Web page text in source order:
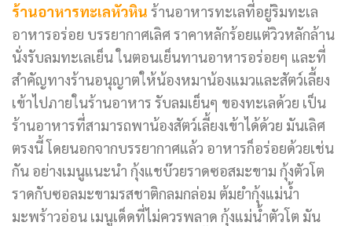
ร้านอาหารทะเลหัวหิน ร้านอาหารทะเลที่อยู่ริมทะเล
อาหารอร่อย บรรยากาศเลิศ ราคาหลักร้อยแต่วิวหลักล้าน
นั่งรับลมทะเลเย็น ในตอนเย็นทานอาหารอร่อยๆ และที่
สำคัญทางร้านอนุญาตให้น้องหมาน้องแมวและสัตว์เลี้ยง
เข้าไปภายในร้านอาหาร รับลมเย็นๆ ของทะเลด้วย เป็น
ร้านอาหารที่สามารถพาน้องสัตว์เลี้ยงเข้าได้ด้วย มันเลิศ
ตรงนี้ โดยนอกจากบรรยากาศแล้ว อาหารก็อร่อยด้วยเช่น
กัน อย่างเมนูแนะนำ กุ้งแชบ๊วยราดซอสมะขาม กุ้งตัวโต
ราดกับซอลมะขามรสชาติกลมกล่อม ต้มยำกุ้งแม่น้ำ
มะพร้าวอ่อน เมนูเด็ดที่ไม่ควรพลาด กุ้งแม่น้ำตัวโต มัน